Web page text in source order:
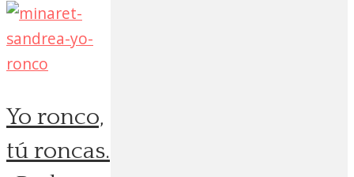
Yo ronco,
tú roncas.